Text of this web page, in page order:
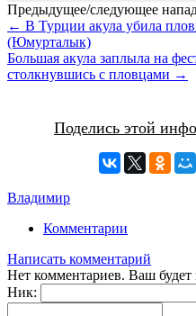
Предыдущее/следующее
← В Турции акула убила
(Юмурталык)
Большая акула заплыла на
столкнувшись с пловцами →
Поделись этой
Владимир
Комментарии
Написать комментарий
Нет комментариев. Ваш
Ник: